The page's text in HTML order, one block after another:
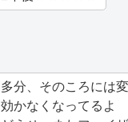
多分、そのころには
効かなくなってるよ